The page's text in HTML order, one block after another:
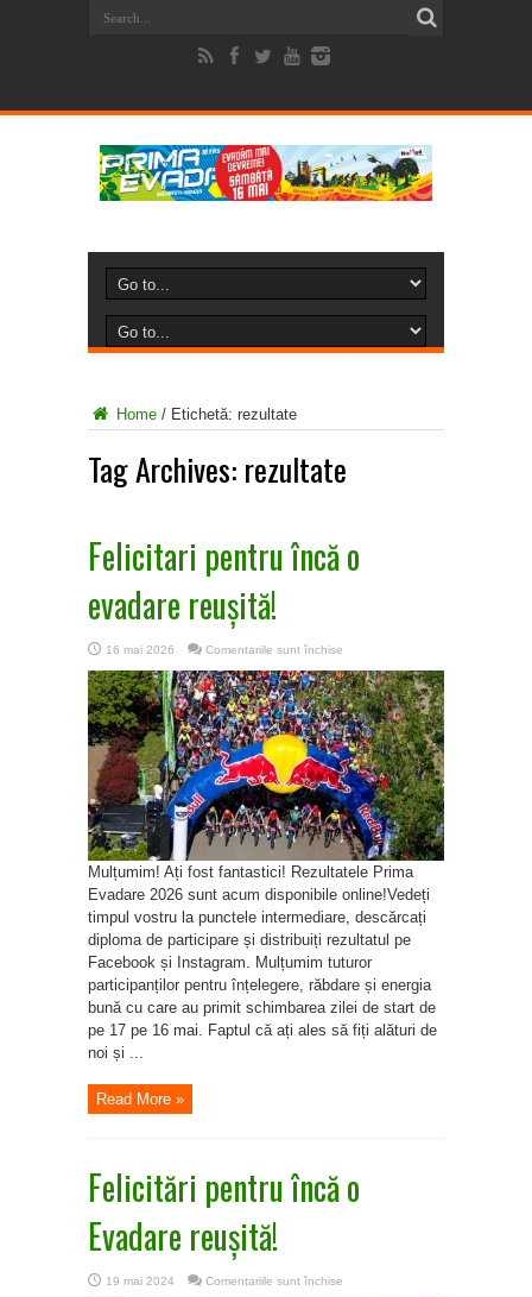
Home / Etichetă: rezultate
Tag Archives: rezultate
Felicitari pentru încă o
evadare reușită!
16 mai 2026 Comentariile sunt închise
pentru
încă
o
evadare
reușită!
Mulțumim! Ați fost fantastici! Rezultatele Prima
Evadare 2026 sunt acum disponibile online!Vedeți
timpul vostru la punctele intermediare, descărcați
diploma de participare și distribuiți rezultatul pe
Facebook și Instagram. Mulțumim tuturor
participanților pentru înțelegere, răbdare și energia
bună cu care au primit schimbarea zilei de start de
pe 17 pe 16 mai. Faptul că ați ales să fiți alături de
noi și ...
Read More »
Felicitări pentru încă o
Evadare reușită!
19 mai 2024 Comentariile sunt închise